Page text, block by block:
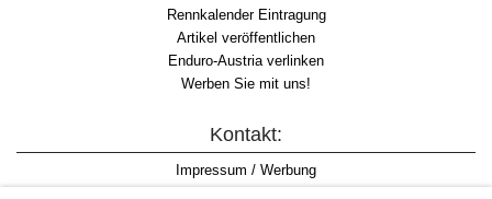
Rennkalender Eintragung
Artikel veröffentlichen
Enduro-Austria verlinken
Werben Sie mit uns!
Kontakt:
Impressum / Werbung